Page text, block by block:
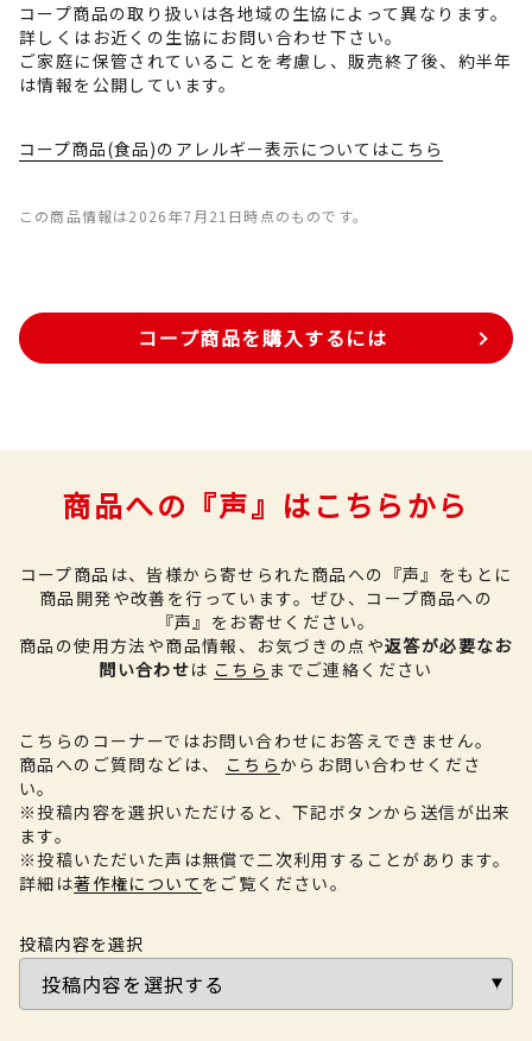
コープ商品の取り扱いは各地域の生協によって異なります。
詳しくはお近くの生協にお問い合わせ下さい。
ご家庭に保管されていることを考慮し、販売終了後、約半年
は情報を公開しています。
コープ商品(食品)のアレルギー表示についてはこちら
この商品情報は2026年7月21日時点のものです。
コープ商品を購入するには
商品への『声』はこちらから
コープ商品は、皆様から寄せられた商品への『声』をもとに
商品開発や改善を行っています。 ぜひ、コープ商品への
『声』をお寄せください。
商品の使用方法や商品情報、お気づきの点や返答が必要なお
問い合わせは こちら までご連絡ください
こちらのコーナーではお問い合わせにお答えできません。
商品へのご質問などは、
こちらからお問い合わせくださ
い。
※投稿内容を選択いただけると、下記ボタンから送信が出来
ます。
※投稿いただいた声は無償で二次利用することがあります。
詳細は著作権について をご覧ください。
投稿内容を選択